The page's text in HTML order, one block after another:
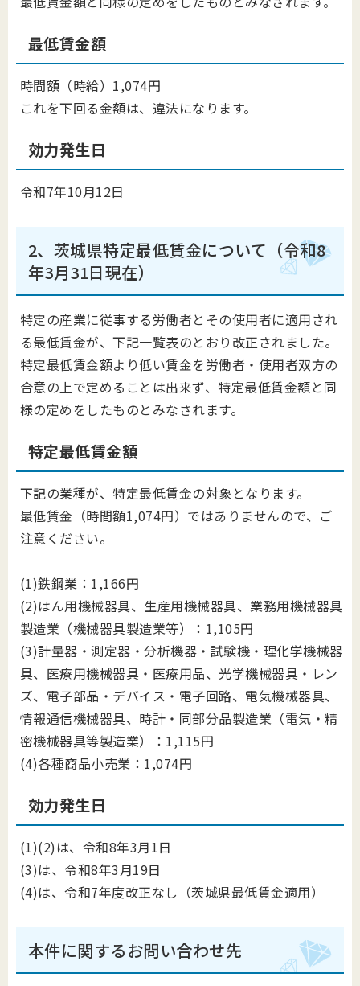
最低賃金額
時間額（時給）1,074円
これを下回る金額は、違法になります。
効力発生日
令和7年10月12日
2、茨城県特定最低賃金について（令和8
年3月31日現在）
特定の産業に従事する労働者とその使用者に適用され
る最低賃金が、下記一覧表のとおり改正されました。
特定最低賃金額より低い賃金を労働者・使用者双方の
合意の上で定めることは出来ず、特定最低賃金額と同
様の定めをしたものとみなされます。
特定最低賃金額
下記の業種が、特定最低賃金の対象となります。
最低賃金（時間額1,074円）ではありませんので、ご
注意ください。
(1)鉄鋼業：1,166円
(2)はん用機械器具、生産用機械器具、業務用機械器具
製造業（機械器具製造業等）：1,105円
(3)計量器・測定器・分析機器・試験機・理化学機械器
具、医療用機械器具・医療用品、光学機械器具・レン
ズ、電子部品・デバイス・電子回路、電気機械器具、
情報通信機械器具、時計・同部分品製造業（電気・精
密機械器具等製造業）：1,115円
(4)各種商品小売業：1,074円
効力発生日
(1)(2)は、令和8年3月1日
(3)は、令和8年3月19日
(4)は、令和7年度改正なし（茨城県最低賃金適用）
本件に関するお問い合わせ先